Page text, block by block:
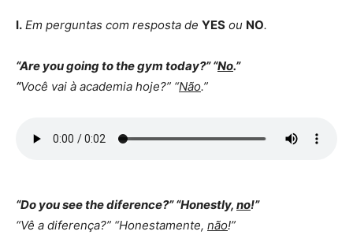
I. Em perguntas com resposta de YES ou NO.
“Are you going to the gym today?” “No.”
“Você vai à academia hoje?” “Não.”
“Do you see the diference?” “Honestly, no!”
“Vê a diferença?” “Honestamente, não!”